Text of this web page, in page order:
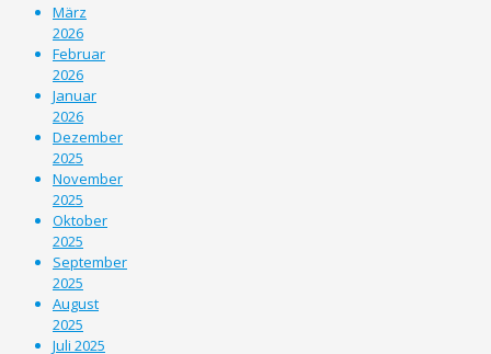
März
2026
Februar
2026
Januar
2026
Dezember
2025
November
2025
Oktober
2025
September
2025
August
2025
Juli 2025